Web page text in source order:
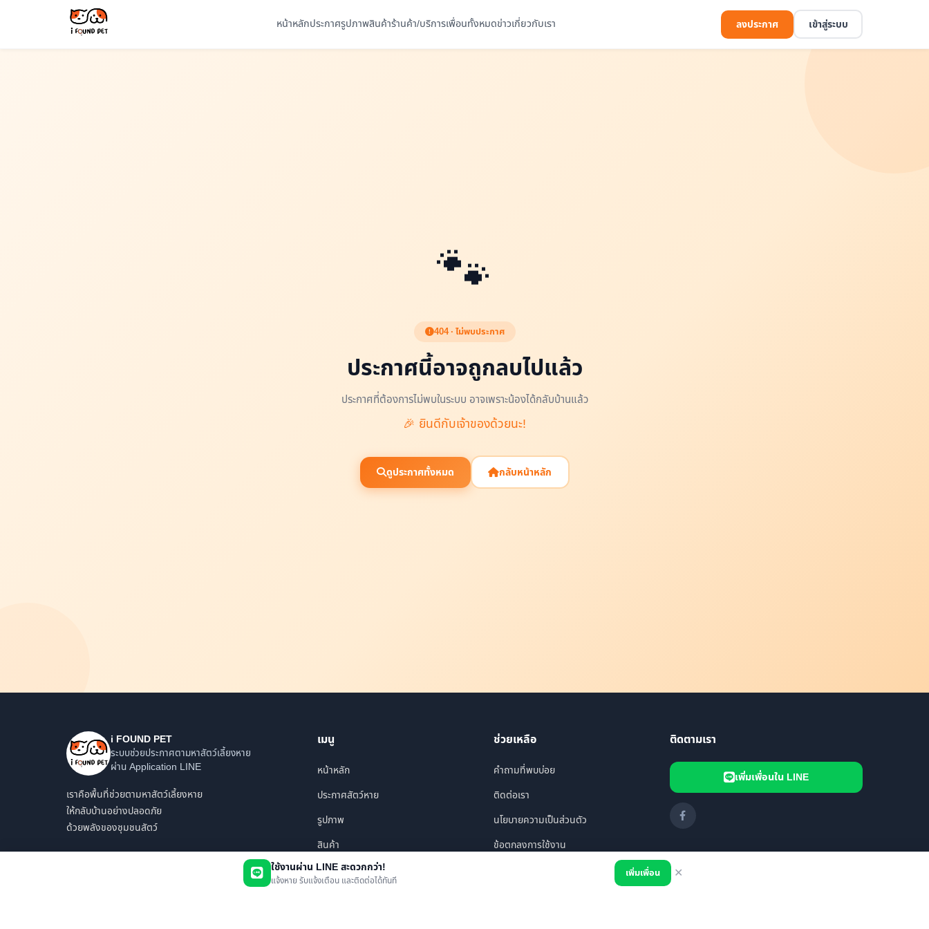
หน้าหลักประกาศรูปภาพสินค้าร้านค้า/บริการเพื่อนทั้งหมดข่าวเกี่ยวกับเรา ลงประกาศ เข้าสู่ระบบ
ใช้งานผ่าน LINE สะดวกกว่า!
แจ้งหาย รับแจ้งเตือน และติดต่อได้ทันที
เพิ่มเพื่อน ✕
🐾
404 · ไม่พบประกาศ
ประกาศนี้อาจถูกลบไปแล้ว
ประกาศที่ต้องการไม่พบในระบบ อาจเพราะน้องได้กลับบ้านแล้ว
🎉 ยินดีกับเจ้าของด้วยนะ!
ดูประกาศทั้งหมด กลับหน้าหลัก
i FOUND PET
ระบบช่วยประกาศตามหาสัตว์เลี้ยงหาย
ผ่าน Application LINE
เราคือพื้นที่ช่วยตามหาสัตว์เลี้ยงหาย
ให้กลับบ้านอย่างปลอดภัย
ด้วยพลังของชุมชนสัตว์
เมนู
หน้าหลัก
ประกาศสัตว์หาย
รูปภาพ
สินค้า
ร้านค้า/บริการ
ช่วยเหลือ
คำถามที่พบบ่อย
ติดต่อเรา
นโยบายความเป็นส่วนตัว
ข้อตกลงการใช้งาน
ติดตามเรา
เพิ่มเพื่อนใน LINE